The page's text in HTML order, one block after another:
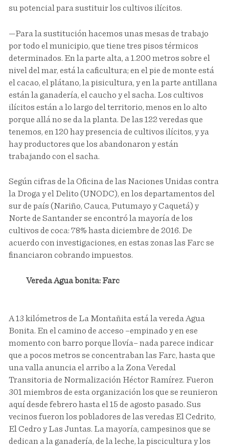
su potencial para sustituir los cultivos ilícitos.
—Para la sustitución hacemos unas mesas de trabajo
por todo el municipio, que tiene tres pisos térmicos
determinados. En la parte alta, a 1.200 metros sobre el
nivel del mar, está la caficultura; en el pie de monte está
el cacao, el plátano, la pisicultura, y en la parte antillana
están la ganadería, el caucho y el sacha. Los cultivos
ilícitos están a lo largo del territorio, menos en lo alto
porque allá no se da la planta. De las 122 veredas que
tenemos, en 120 hay presencia de cultivos ilícitos, y ya
hay productores que los abandonaron y están
trabajando con el sacha.
Según cifras de la Oficina de las Naciones Unidas contra
la Droga y el Delito (UNODC), en los departamentos del
sur de país (Nariño, Cauca, Putumayo y Caquetá) y
Norte de Santander se encontró la mayoría de los
cultivos de coca: 78% hasta diciembre de 2016. De
acuerdo con investigaciones, en estas zonas las Farc se
financiaron cobrando impuestos.
Vereda Agua bonita: Farc
A 13 kilómetros de La Montañita está la vereda Agua
Bonita. En el camino de acceso –empinado y en ese
momento con barro porque llovía– nada parece indicar
que a pocos metros se concentraban las Farc, hasta que
una valla anuncia el arribo a la Zona Veredal
Transitoria de Normalización Héctor Ramírez. Fueron
301 miembros de esta organización los que se reunieron
aquí desde febrero hasta el 15 de agosto pasado. Sus
vecinos fueron los pobladores de las veredas El Cedrito,
El Cedro y Las Juntas. La mayoría, campesinos que se
dedican a la ganadería, de la leche, la piscicultura y los